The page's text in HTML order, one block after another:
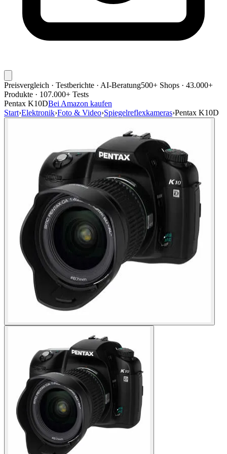
Preisvergleich · Testberichte · AI-Beratung500+ Shops · 43.000+
Produkte · 107.000+ Tests
Pentax K10DBei Amazon kaufen
Start›Elektronik›Foto & Video›Spiegelreflexkameras›Pentax K10D